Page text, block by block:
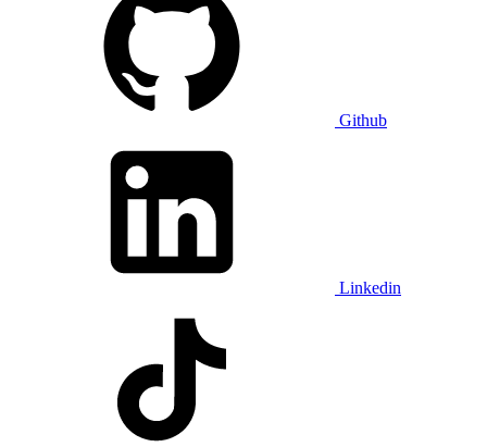
Github
Linkedin